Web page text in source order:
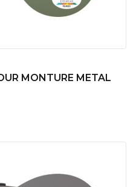
MONTURE METAL